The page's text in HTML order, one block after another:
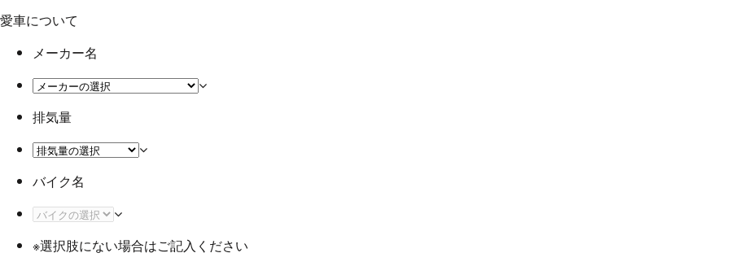
愛車について
メーカー名
排気量
バイク名
※選択肢にない場合はご記入ください